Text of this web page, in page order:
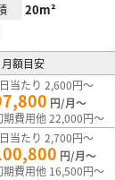
20m²
月額目安
当たり 2,600円～
円/月～
期費用他 22,000円～
当たり 2,700円～
円/月～
期費用他 16,500円～